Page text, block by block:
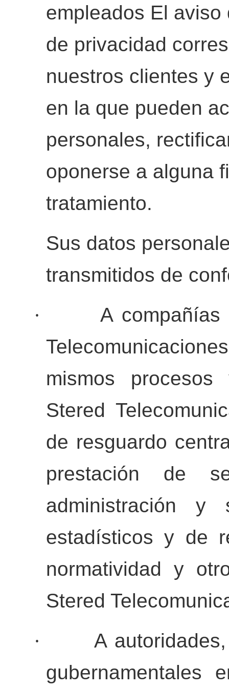
empleados El
de privacidad
nuestros clientes y
en la que pueden
personales,
oponerse a alguna
tratamiento.
Sus datos
transmitidos de
·
A compañías
mismos
Stered
de resguardo
prestación de
administración y
estadísticos y de
normatividad y
Stered
·
A
gubernamentales